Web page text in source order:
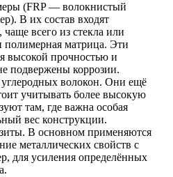
(FRP — волокнистый
В их состав входят
всего из стекла или
матрица. Эти
высокой прочностью и
подвержены коррозии.
волокон. Они ещё
учитывать более высокую
там, где важна особая
вес конструкции.
В основном применяются
металлических свойств с
для усиления определённых